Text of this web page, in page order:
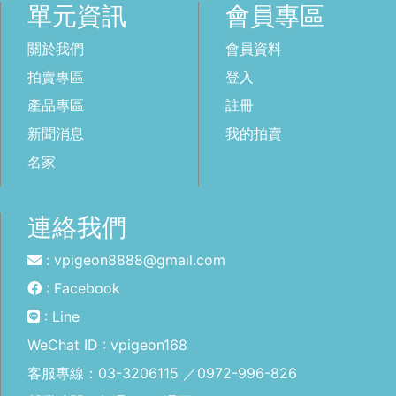
單元資訊
關於我們
拍賣專區
產品專區
新聞消息
名家
會員專區
會員資料
登入
註冊
我的拍賣
連絡我們
: vpigeon8888@gmail.com
: Facebook
: Line
WeChat ID : vpigeon168
客服專線： 03-3206115 ／0972-996-826